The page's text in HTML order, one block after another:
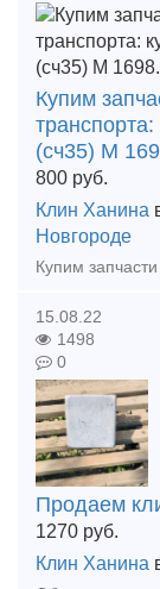
Купим
(сч35) М
800 руб.
Клин Ханина
Новгороде
15.08.22
1498
0
Продаем
1270 руб.
Клин Ханина